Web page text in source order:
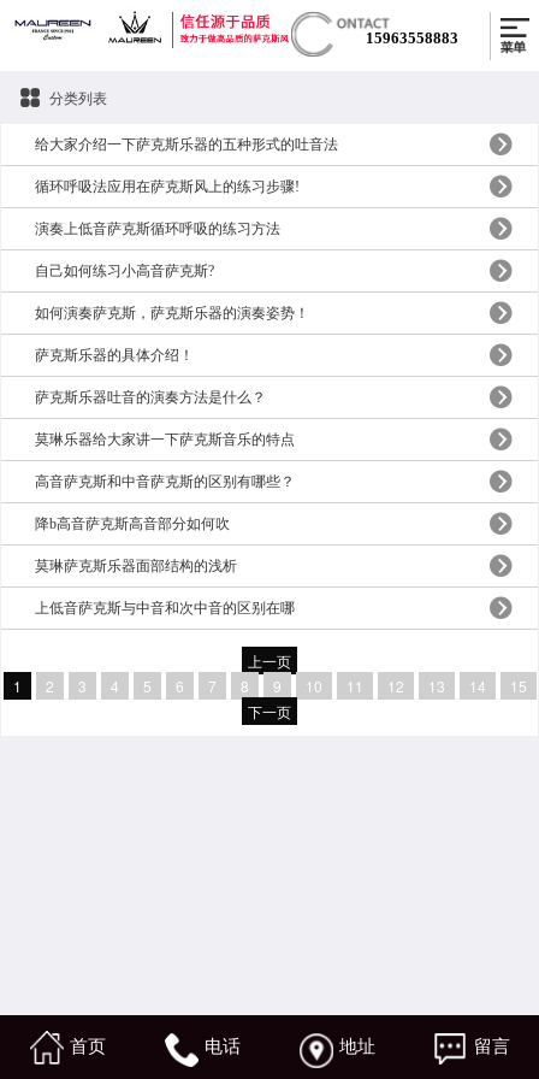
15963558883
分类列表
给大家介绍一下萨克斯乐器的五种形式的吐音法
循环呼吸法应用在萨克斯风上的练习步骤!
演奏上低音萨克斯循环呼吸的练习方法
自己如何练习小高音萨克斯?
如何演奏萨克斯，萨克斯乐器的演奏姿势！
萨克斯乐器的具体介绍！
萨克斯乐器吐音的演奏方法是什么？
莫琳乐器给大家讲一下萨克斯音乐的特点
高音萨克斯和中音萨克斯的区别有哪些？
降b高音萨克斯高音部分如何吹
莫琳萨克斯乐器面部结构的浅析
上低音萨克斯与中音和次中音的区别在哪
上一页
1
2 3 4 5 6 7 8 9 10 11 12 13 14
15
下一页
首页 电话 地址 留言